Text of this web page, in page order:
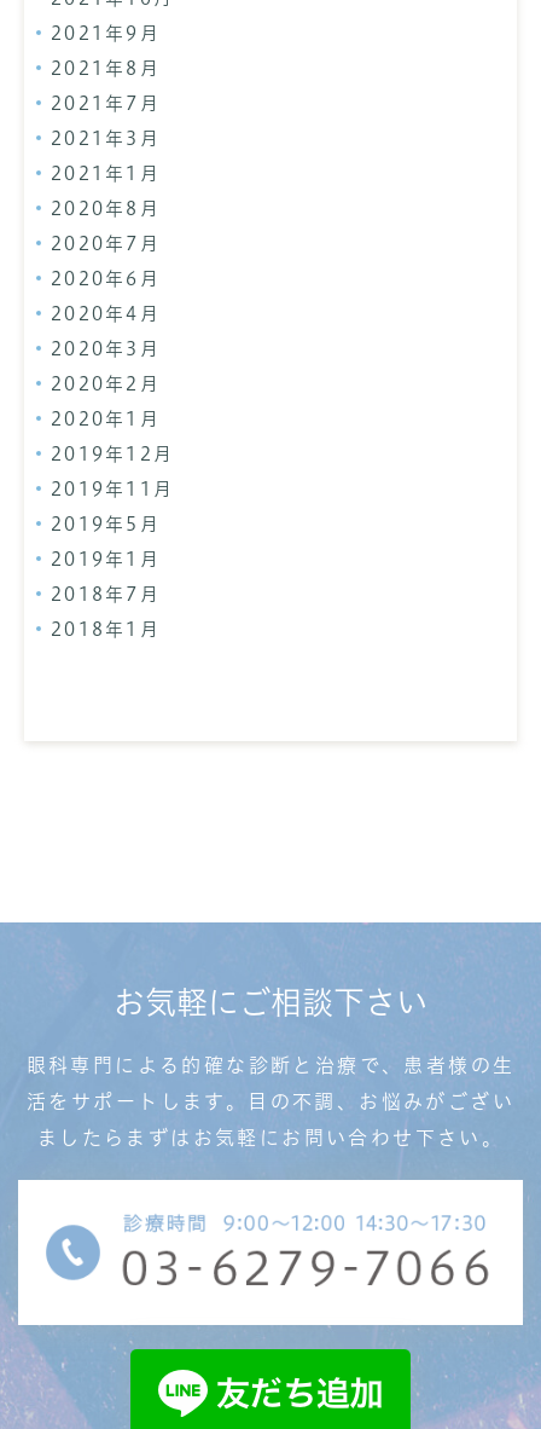
2021年9月
2021年8月
2021年7月
2021年3月
2021年1月
2020年8月
2020年7月
2020年6月
2020年4月
2020年3月
2020年2月
2020年1月
2019年12月
2019年11月
2019年5月
2019年1月
2018年7月
2018年1月
お気軽にご相談下さい
眼科専門による的確な診断と治療で、患者様の生
活を サポートします。目の不調、お悩みがござい
ましたら まずはお気軽にお問い合わせ下さい。